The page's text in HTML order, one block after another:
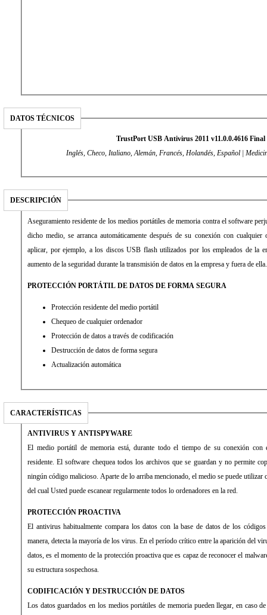
DATOS TÉCNICOS
TrustPort USB Antivirus 2011 v11.0.0.4616 Final
Inglés, Checo, Italiano, Alemán, Francés, Holandés, Español |
DESCRIPCIÓN
Aseguramiento residente de los medios portátiles de memoria contra el software
dicho medio, se arranca automáticamente después de su conexión con cualquier
aplicar, por ejemplo, a los discos USB flash utilizados por los empleados de la
aumento de la seguridad durante la transmisión de datos en la empresa y fuera de ella.
PROTECCIÓN PORTÁTIL DE DATOS DE FORMA SEGURA
Protección residente del medio portátil
Chequeo de cualquier ordenador
Protección de datos a través de codificación
Destrucción de datos de forma segura
Actualización automática
CARACTERÍSTICAS
ANTIVIRUS Y ANTISPYWARE
El medio portátil de memoria está, durante todo el tiempo de su conexión con
residente. El software chequea todos los archivos que se guardan y no permite
ningún código malicioso. Aparte de lo arriba mencionado, el medio se puede
del cual Usted puede escanear regularmente todos lo ordenadores en la red.
PROTECCIÓN PROACTIVA
El antivirus habitualmente compara los datos con la base de datos de los
manera, detecta la mayoría de los virus. En el período crítico entre la aparición del
datos, es el momento de la protección proactiva que es capaz de reconocer el
su estructura sospechosa.
CODIFICACIÓN Y DESTRUCCIÓN DE DATOS
Los datos guardados en los medios portátiles de memoria pueden llegar, en caso